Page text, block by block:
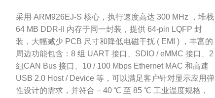
采用 ARM926EJ-S 核心，执行速度高达 300 MHz ，堆栈
64 MB DDR-II 内存于同一封装，提供 64-pin LQFP 封
装，大幅减少 PCB 尺寸和降低电磁干扰 ( EMI ) ，丰富的
周边功能包含：8 组 UART 接口、SDIO / eMMC 接口、2
組CAN Bus 接口、10 / 100 Mbps Ethernet MAC 和高速
USB 2.0 Host / Device 等，可以满足客户针对显示应用弹
性设计的需求，并符合 – 40 ℃ 至 85 ℃ 工业温度规格，